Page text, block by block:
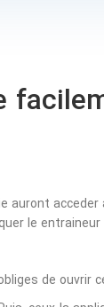
auront
le
de ouvrir